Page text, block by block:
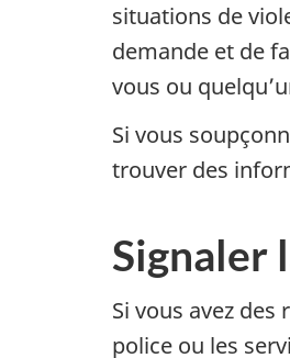
situations de
demande et de
vous ou
Si vous
trouver des
Signaler
Si vous avez
police ou les